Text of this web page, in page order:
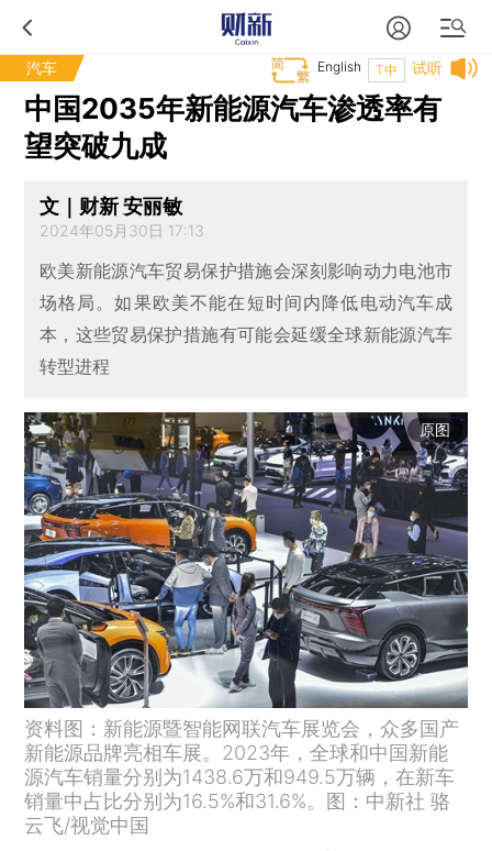
汽车 试听
T中
English
中国2035年新能源汽车渗透率有
望突破九成
文｜财新 安丽敏
2024年05月30日 17:13
欧美新能源汽车贸易保护措施会深刻影响动力电池市
场格局。如果欧美不能在短时间内降低电动汽车成
本，这些贸易保护措施有可能会延缓全球新能源汽车
转型进程
原图
资料图：新能源暨智能网联汽车展览会，众多国产
新能源品牌亮相车展。2023年，全球和中国新能
源汽车销量分别为1438.6万和949.5万辆，在新车
销量中占比分别为16.5%和31.6%。图：中新社 骆
云飞/视觉中国